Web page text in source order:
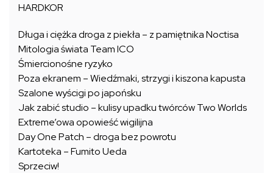
HARDKOR
Długa i ciężka droga z piekła – z pamiętnika Noctisa
Mitologia świata Team ICO
Śmiercionośne ryzyko
Poza ekranem – Wiedźmaki, strzygi i kiszona kapusta
Szalone wyścigi po japońsku
Jak zabić studio – kulisy upadku twórców Two Worlds
Extreme’owa opowieść wigilijna
Day One Patch – droga bez powrotu
Kartoteka – Fumito Ueda
Sprzeciw!